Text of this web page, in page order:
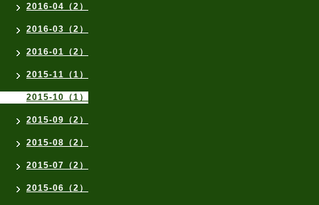
2016-04（2）
2016-03（2）
2016-01（2）
2015-11（1）
2015-10（1）
2015-09（2）
2015-08（2）
2015-07（2）
2015-06（2）